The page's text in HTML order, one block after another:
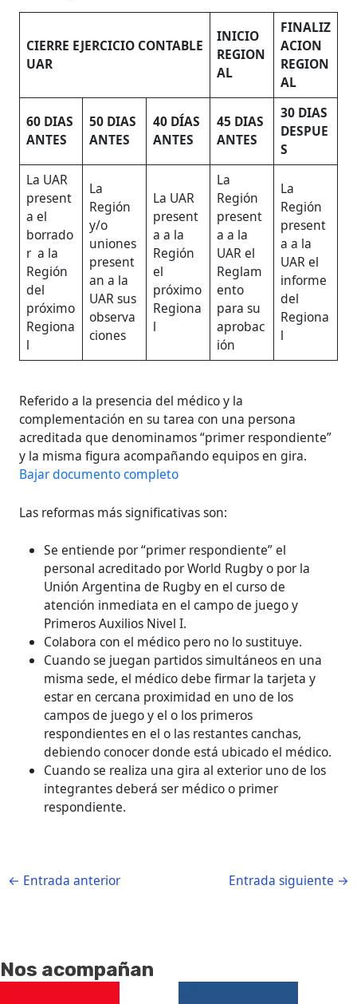
CIERRE EJERCICIO CONTABLE
UAR
INICIO
REGION
AL
FINALIZ
ACION
REGION
AL
60 DIAS
ANTES
50 DIAS
ANTES
40 DÍAS
ANTES
45 DIAS
ANTES
30 DIAS
DESPUE
S
La UAR
present
a el
borrado
r a la
Región
del
próximo
Regiona
l
La
Región
y/o
uniones
present
an a la
UAR sus
observa
ciones
La UAR
present
a a la
Región
el
próximo
Regiona
l
La
Región
present
a a la
UAR el
Reglam
ento
para su
aprobac
ión
La
Región
present
a a la
UAR el
informe
del
Regiona
l
Referido a la presencia del médico y la
complementación en su tarea con una persona
acreditada que denominamos “primer respondiente”
y la misma figura acompañando equipos en gira.
Bajar documento completo
Las reformas más significativas son:
Se entiende por “primer respondiente” el
personal acreditado por World Rugby o por la
Unión Argentina de Rugby en el curso de
atención inmediata en el campo de juego y
Primeros Auxilios Nivel I.
Colabora con el médico pero no lo sustituye.
Cuando se juegan partidos simultáneos en una
misma sede, el médico debe firmar la tarjeta y
estar en cercana proximidad en uno de los
campos de juego y el o los primeros
respondientes en el o las restantes canchas,
debiendo conocer donde está ubicado el médico.
Cuando se realiza una gira al exterior uno de los
integrantes deberá ser médico o primer
respondiente.
← Entrada anterior Entrada siguiente →
Nos acompañan